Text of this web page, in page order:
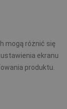
mogą różnić się
ekranu
produktu.